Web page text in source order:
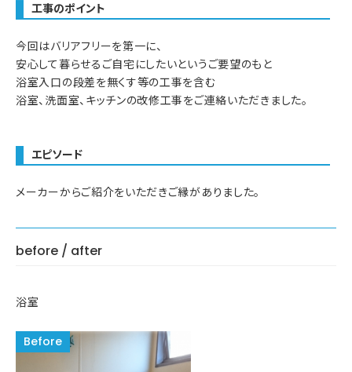
工事のポイント
今回はバリアフリーを第一に、
安心して暮らせるご自宅にしたいというご要望のもと
浴室入口の段差を無くす等の工事を含む
浴室、洗面室、キッチンの改修工事をご連絡いただきました。
エピソード
メーカーからご紹介をいただきご縁がありました。
before / after
浴室